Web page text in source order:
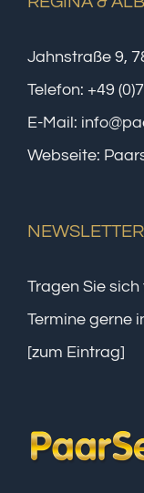
Jahnstraße 9,
Telefon: +49
E-Mail:
Webseite:
NEWSLETTER
Tragen Sie
Termine gerne
[zum Eintrag]